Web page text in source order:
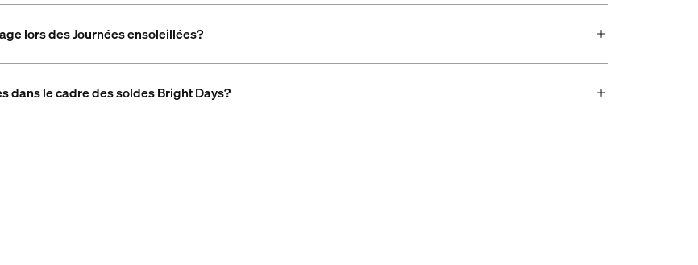
lors des Journées ensoleillées?
dans le cadre des soldes Bright Days?